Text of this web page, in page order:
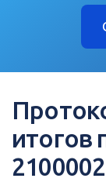
итогов